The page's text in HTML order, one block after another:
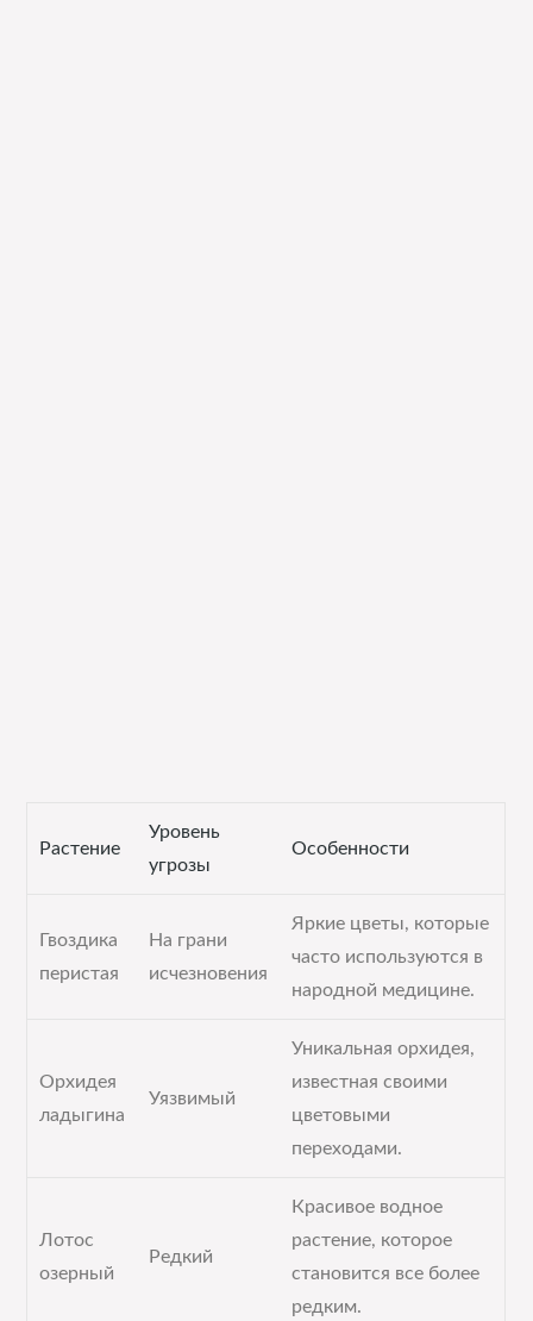
Растение
Уровень
угрозы
Особенности
Гвоздика
перистая
На грани
исчезновения
Яркие цветы, которые
часто используются в
народной медицине.
Орхидея
ладыгина
Уязвимый
Уникальная орхидея,
известная своими
цветовыми
переходами.
Лотос
озерный
Редкий
Красивое водное
растение, которое
становится все более
редким.